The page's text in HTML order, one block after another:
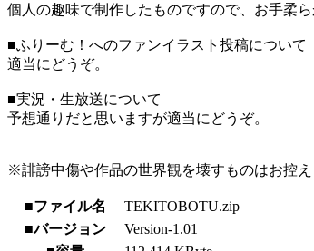
個人の趣味で制作したものですので、お手柔ら
■ふりーむ！へのファンイラスト投稿について
適当にどうぞ。
■実況・生放送について
予想通りだと思いますが適当にどうぞ。
※誹謗中傷や作品の世界観を壊すものはお控
■ファイル名
TEKITOBOTU.zip
■バージョン
Version-1.01